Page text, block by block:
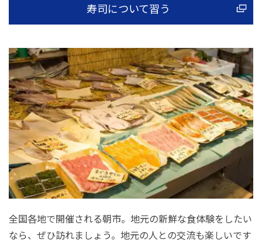
寿司について習う
全国各地で開催される朝市。地元の新鮮な食体験をしたい
なら、ぜひ訪れましょう。地元の人との交流も楽しいです